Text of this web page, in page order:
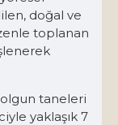
doğal ve
toplanan
taneleri
yaklaşık 7